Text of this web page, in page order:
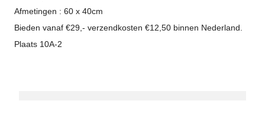
Afmetingen : 60 x 40cm
Bieden vanaf €29,- verzendkosten €12,50 binnen Nederland.
Plaats 10A-2